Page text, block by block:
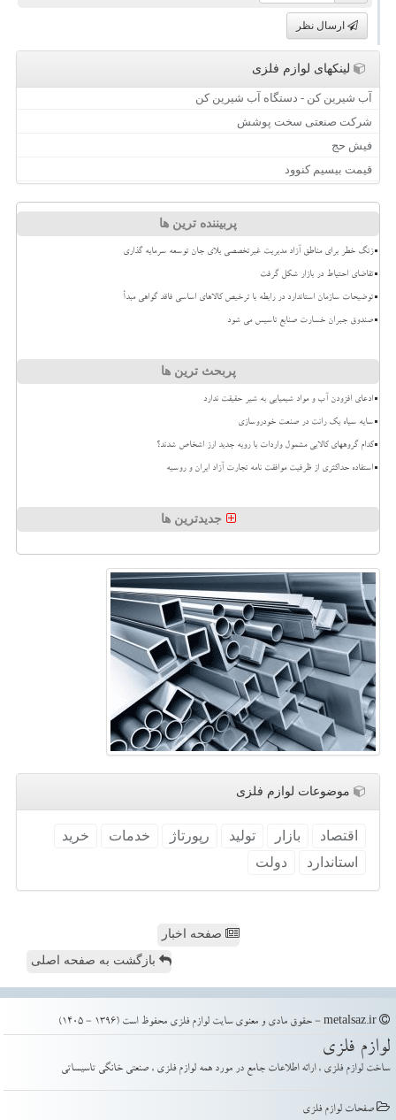
ارسال نظر
لینکهای لوازم فلزی
آب شیرین کن - دستگاه آب شیرین کن
شرکت صنعتی سخت پوشش
فیش حج
قیمت بیسیم کنوود
پربیننده ترین ها
زنگ خطر برای مناطق آزاد مدیریت غیرتخصصی بلای جان توسعه سرمایه گذاری
تقاضای احتیاط در بازار شکل گرفت
توضیحات سازمان استاندارد در رابطه با ترخیص کالاهای اساسی فاقد گواهی مبدأ
صندوق جبران خسارت صنایع تاسیس می شود
پربحث ترین ها
ادعای افزودن آب و مواد شیمیایی به شیر حقیقت ندارد
سایه سیاه یک رانت در صنعت خودروسازی
کدام گروههای کالایی مشمول واردات با رویه جدید ارز اشخاص شدند؟
استفاده حداکثری از ظرفیت موافقت نامه تجارت آزاد ایران و روسیه
جدیدترین ها
موضوعات لوازم فلزی
اقتصاد بازار تولید رپورتاژ خدمات
خرید
استاندارد
دولت
صفحه اخبار
بازگشت به صفحه اصلی
لوازم فلزی
ساخت لوازم فلزی ، ارائه اطلاعات جامع در مورد همه لوازم فلزی ، صنعتی خانگی تاسیساتی
صفحات لوازم فلزی